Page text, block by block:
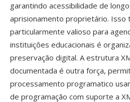
garantindo acessibilidade de
aprisionamento proprietário. Isso
particularmente valioso para
instituições educacionais é
preservação digital. A estrutura
documentada é outra força,
processamento programatico
de programação com suporte a